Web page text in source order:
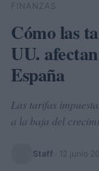
Buscar
FINANZAS
Cómo las
UU.
España
Las tarifas
a la baja del
Staff 12 junio